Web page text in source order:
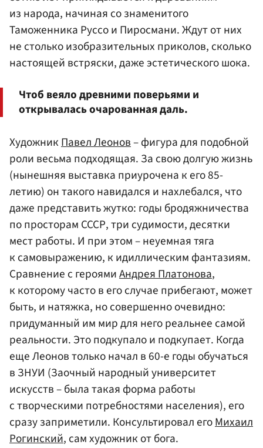
из народа, начиная со знаменитого
Таможенника Руссо и Пиросмани. Ждут от них
не столько изобразительных приколов, сколько
настоящей встряски, даже эстетического шока.
Чтоб веяло древними поверьями и
открывалась очарованная даль.
ХудожникПавел Леонов– фигура для подобной
роли весьма подходящая. За свою долгую жизнь
(нынешняя выставка приурочена к его 85-
летию) он такого навидался и нахлебался, что
даже представить жутко: годы бродяжничества
по просторам СССР, три судимости, десятки
мест работы. И при этом – неуемная тяга
к самовыражению, к идиллическим фантазиям.
Сравнение с героямиАндрея Платонова,
к которому часто в его случае прибегают, может
быть, и натяжка, но совершенно очевидно:
придуманный им мир для него реальнее самой
реальности. Это подкупало и подкупает. Когда
еще Леонов только начал в 60-е годы обучаться
в ЗНУИ (Заочный народный университет
искусств – была такая форма работы
с творческими потребностями населения), его
сразу заприметили. Консультировал егоМихаил
Рогинский, сам художник от бога.